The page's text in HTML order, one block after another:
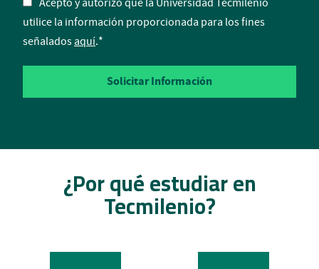
Acepto y autorizo que la Universidad Tecmilenio
utilice la información proporcionada para los fines
señalados aquí.*
¿Por qué estudiar en
Tecmilenio?